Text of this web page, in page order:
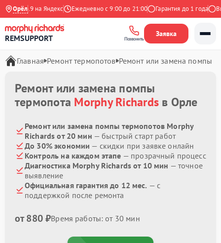
Орёл
4.9 на Яндекс Ежедневно с 9:00 до 21:00 Гарантия до 1 года
REMSUPPORT Позвонить
Заявка
Главная Ремонт термопотов Ремонт или замена помпы
Ремонт или замена помпы
термопота Morphy Richards в Орле
Ремонт или замена помпы термопотов Morphy
Richards от 20 мин — быстрый старт работ
До 30% экономии — скидки при заявке онлайн
Контроль на каждом этапе — прозрачный процесс
Диагностика Morphy Richards от 10 мин — точное
выявление
Официальная гарантия до 12 мес. — с
поддержкой после ремонта
от 880 ₽Время работы: от 30 мин